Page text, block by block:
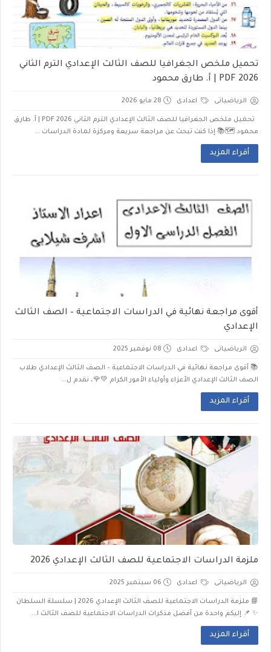
تحميل ملخص الجغرافيا للصف الثالث الإعدادي الترم الثاني
2026 PDF | أ. طارق محمود
الرياضياتى اعدادى 28 مايو 2026
تحميل ملخص الجغرافيا للصف الثالث الإعدادي الترم الثاني 2026 PDF | أ. طارق
محمود 🗺️📚 إذا كنت تبحث عن مراجعة سريعة ومركزة لمادة الدراسات ...
أقراء المزيد
أقوى مراجعة نهائية في الدراسات الاجتماعية – الصف الثالث
الإعدادي
الرياضياتى اعدادى 08 نوفمبر 2025
📚 أقوى مراجعة نهائية في الدراسات الاجتماعية – الصف الثالث الإعدادي طلاب
الصف الثالث الإعدادي الأعزاء وأولياء الأمور الكرام 💚🌹، نقدم ل...
أقراء المزيد
ملزمة الدراسات الاجتماعية للصف الثالث الإعدادي 2026
الرياضياتى اعدادى 06 سبتمبر 2025
📘 ملزمة الدراسات الاجتماعية للصف الثالث الإعدادي 2026 | سلسلة السلطان
✨ 📌 إليكم واحدة من أفضل مذكرات الدراسات الاجتماعية للصف الثالث ا...
أقراء المزيد